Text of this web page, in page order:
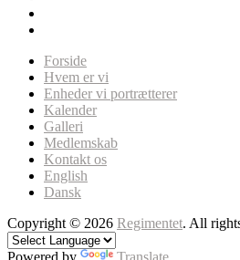
Forside
Hvem er vi
Enheder vi portrætterer
Kalender
Galleri
Medlemskab
Kontakt os
English
Dansk
Copyright © 2026 Regimentet. All
Powered by Translate